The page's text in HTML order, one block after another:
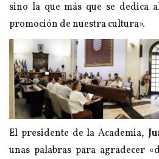
sino la que más que se dedica
promoción de nuestra cultura».
El presidente de la Academia,
unas palabras para agradecer